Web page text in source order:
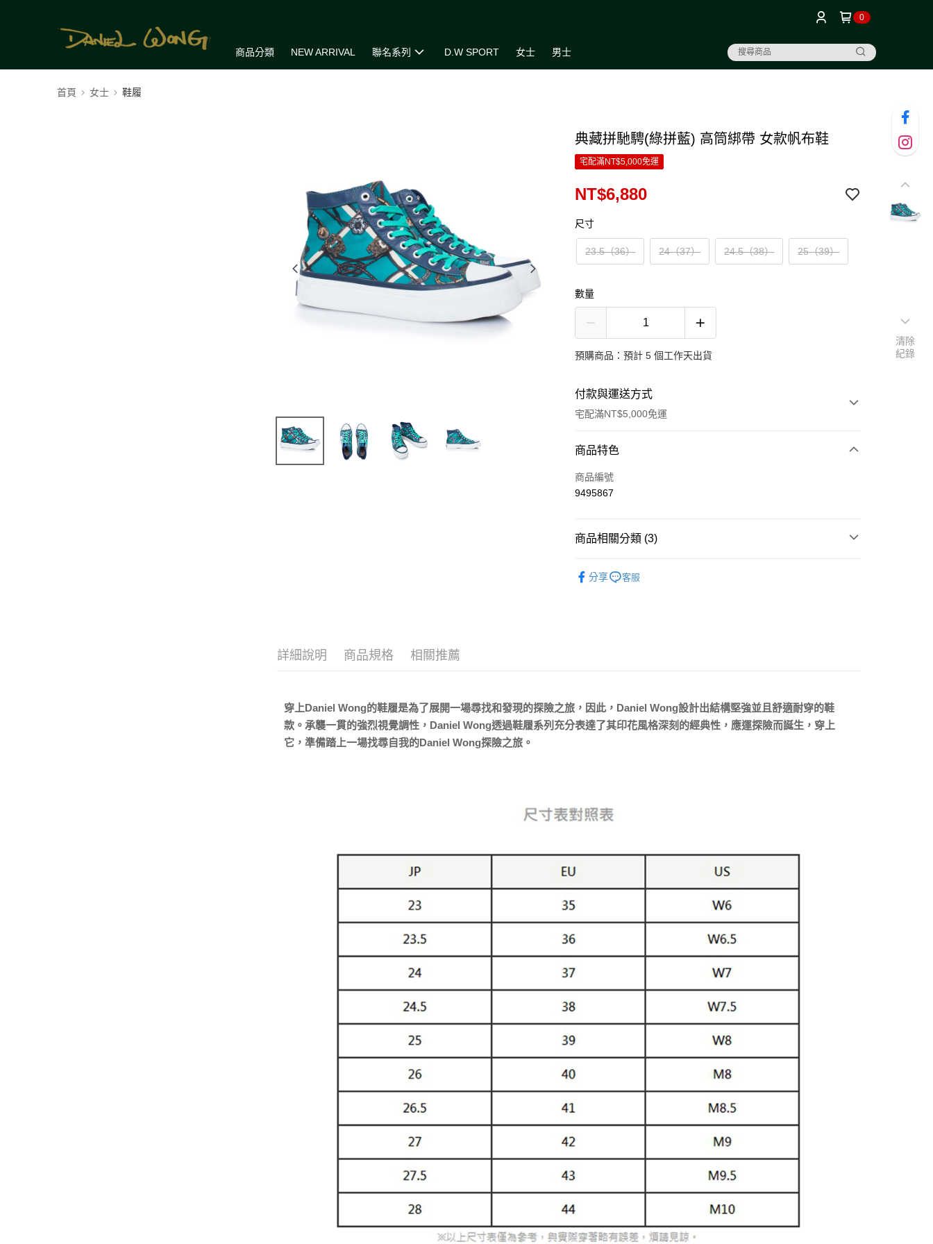
0
商品分類 NEW ARRIVAL 聯名系列 D.W SPORT 女士 男士
首頁 女士 鞋履
典藏拼馳騁(綠拼藍) 高筒綁帶 女款帆布鞋
宅配滿NT$5,000免運
NT$6,880
尺寸
23.5（36） 24（37） 24.5（38） 25（39）
數量
預購商品：預計 5 個工作天出貨
付款與運送方式
宅配滿NT$5,000免運
付款方式
信用卡一次付款
商品特色
商品編號
9495867
商品相關分類 (3)
分享 客服
詳細說明 商品規格 相關推薦
穿上Daniel Wong的鞋履是為了展開一場尋找和發現的探險之旅，因此，Daniel Wong設計出結構堅強並且舒適耐穿的鞋
款。承襲一貫的強烈視覺調性，Daniel Wong透過鞋履系列充分表達了其印花風格深刻的經典性，應運探險而誕生，穿上
它，準備踏上一場找尋自我的Daniel Wong探險之旅。
清除
紀錄